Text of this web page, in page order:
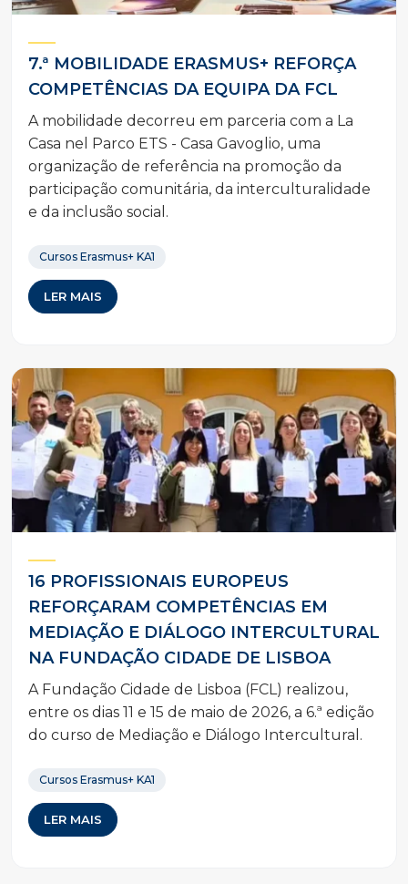
7.ª MOBILIDADE ERASMUS+ REFORÇA
COMPETÊNCIAS DA EQUIPA DA FCL
A mobilidade decorreu em parceria com a La
Casa nel Parco ETS - Casa Gavoglio, uma
organização de referência na promoção da
participação comunitária, da interculturalidade
e da inclusão social.
Cursos Erasmus+ KA1
LER MAIS
16 PROFISSIONAIS EUROPEUS
REFORÇARAM COMPETÊNCIAS EM
MEDIAÇÃO E DIÁLOGO INTERCULTURAL
NA FUNDAÇÃO CIDADE DE LISBOA
A Fundação Cidade de Lisboa (FCL) realizou,
entre os dias 11 e 15 de maio de 2026, a 6.ª edição
do curso de Mediação e Diálogo Intercultural.
Cursos Erasmus+ KA1
LER MAIS